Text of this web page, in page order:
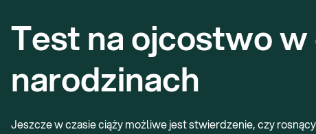
Test na ojcostwo w
narodzinach
Jeszcze w czasie ciąży możliwe jest stwierdzenie, czy